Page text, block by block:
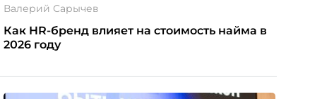
Валерий Сарычев
Как HR-бренд влияет на стоимость найма в
2026 году